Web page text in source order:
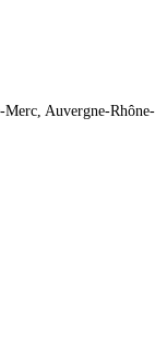
Auvergne-Rhône-